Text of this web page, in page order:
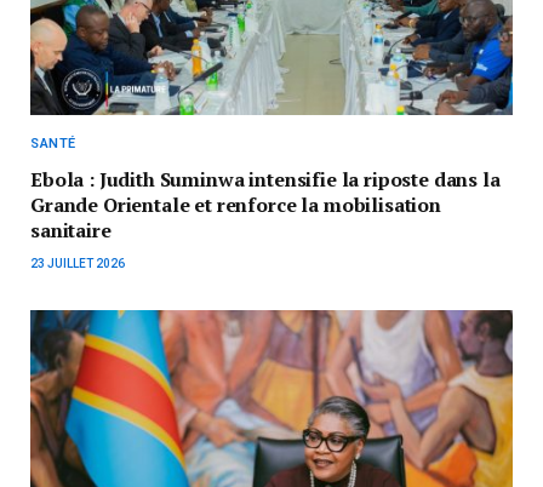
SANTÉ
Ebola : Judith Suminwa intensifie la riposte dans la
Grande Orientale et renforce la mobilisation
sanitaire
23 JUILLET 2026